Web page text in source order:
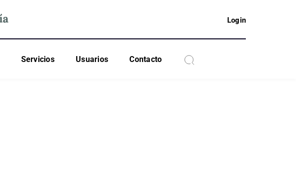
Login
Servicios Usuarios Contacto